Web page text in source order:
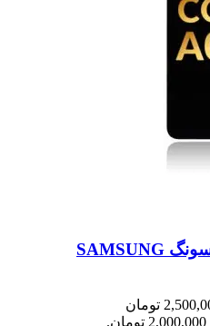
تاچ ال سی دی گوشی سامسونگ SAMSUNG
قیمت اصلی: 2,500,000 تومان